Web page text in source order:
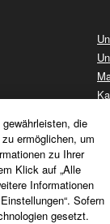
die
ermöglichen, um
zu Ihrer
Klick auf „Alle
Informationen
Sofern
gesetzt.